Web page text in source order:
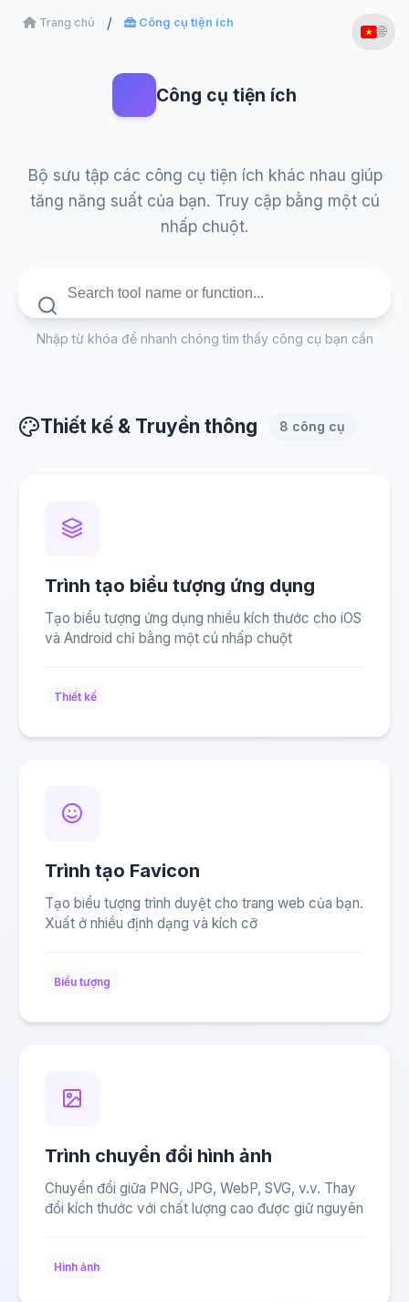
🌐
Trang chủ Công cụ tiện ích
Công cụ tiện ích
Bộ sưu tập các công cụ tiện ích khác nhau giúp
tăng năng suất của bạn. Truy cập bằng một cú
nhấp chuột.
Nhập từ khóa để nhanh chóng tìm thấy công cụ bạn cần
Thiết kế & Truyền thông 8 công cụ
Trình tạo biểu tượng ứng dụng
Tạo biểu tượng ứng dụng nhiều kích thước cho iOS
và Android chỉ bằng một cú nhấp chuột
Thiết kế
Trình tạo Favicon
Tạo biểu tượng trình duyệt cho trang web của bạn.
Xuất ở nhiều định dạng và kích cỡ
Biểu tượng
Trình chuyển đổi hình ảnh
Chuyển đổi giữa PNG, JPG, WebP, SVG, v.v. Thay
đổi kích thước với chất lượng cao được giữ nguyên
Hình ảnh